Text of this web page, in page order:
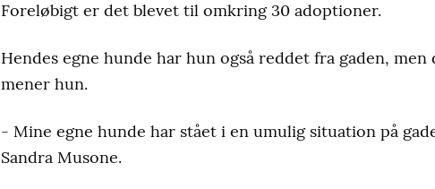
Foreløbigt er det blevet til omkring 30 adoptioner.
Hendes egne hunde har hun også reddet fra gaden,
mener hun.
- Mine egne hunde har stået i en umulig situation på
Sandra Musone.